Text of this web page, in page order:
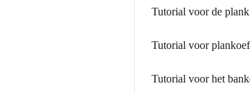
Tutorial voor de
Tutorial voor
Tutorial voor het